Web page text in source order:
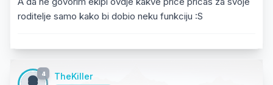
roditelje samo kako bi dobio neku funkciju :S
4 TheKiller